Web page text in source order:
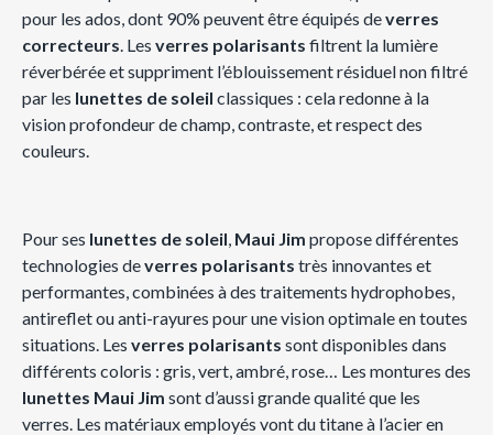
pour les ados, dont 90% peuvent être équipés deverres
correcteurs. Les verres polarisants filtrent la lumière
réverbérée et suppriment l’éblouissement résiduel non filtré
par les lunettes de soleil classiques : cela redonne à la
vision profondeur de champ, contraste, et respect des
couleurs.
Pour ses lunettes de soleil, Maui Jim propose différentes
technologies deverres polarisants très innovantes et
performantes, combinées à des traitements hydrophobes,
antireflet ou anti-rayures pour une vision optimale en toutes
situations. Les verres polarisants sont disponibles dans
différents coloris : gris, vert, ambré, rose… Les montures des
lunettes Maui Jim sont d’aussi grande qualité que les
verres. Les matériaux employés vont du titane à l’acier en